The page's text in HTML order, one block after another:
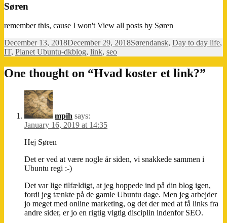
Søren
remember this, cause I won't View all posts by Søren
Posted
on
December 13, 2018December 29, 2018Author
SørenCategories
dansk, Day to day life,
IT, Planet Ubuntu-dkTags
blog, link, seo
One thought on “Hvad koster et link?”
mpih says:
January 16, 2019 at 14:35
Hej Søren
Det er ved at være nogle år siden, vi snakkede sammen i
Ubuntu regi :-)
Det var lige tilfældigt, at jeg hoppede ind på din blog igen,
fordi jeg tænkte på de gamle Ubuntu dage. Men jeg arbejder
jo meget med online marketing, og det der med at få links fra
andre sider, er jo en rigtig vigtig disciplin indenfor SEO.